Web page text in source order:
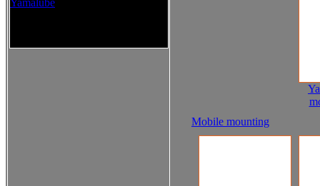
Yamalube
Mobile mounting